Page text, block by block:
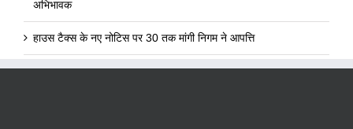
अभिभावक
हाउस टैक्स के नए नोटिस पर 30 तक मांगी निगम ने आपत्ति